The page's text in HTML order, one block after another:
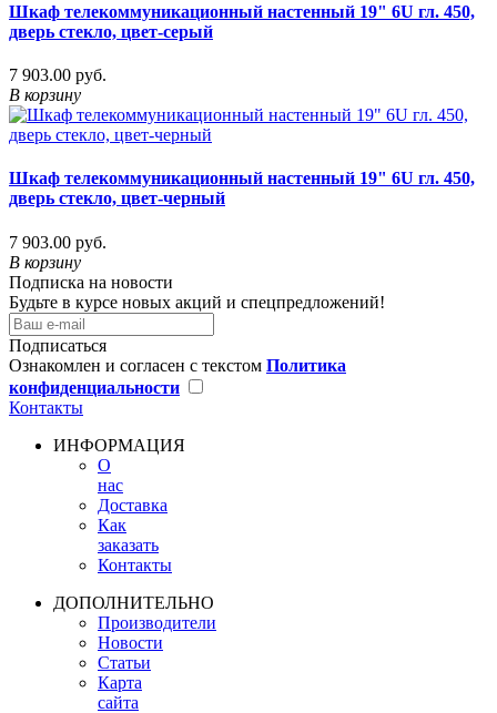
Шкаф телекоммуникационный настенный 19" 6U гл. 450,
дверь стекло, цвет-серый
7 903.00 руб.
В корзину
Шкаф телекоммуникационный настенный 19" 6U гл. 450,
дверь стекло, цвет-черный
7 903.00 руб.
В корзину
Подписка на новости
Будьте в курсе новых акций и спецпредложений!
Подписаться
Ознакомлен и согласен с текстом Политика
конфиденциальности
Контакты
ИНФОРМАЦИЯ
О
нас
Доставка
Как
заказать
Контакты
ДОПОЛНИТЕЛЬНО
Производители
Новости
Статьи
Карта
сайта